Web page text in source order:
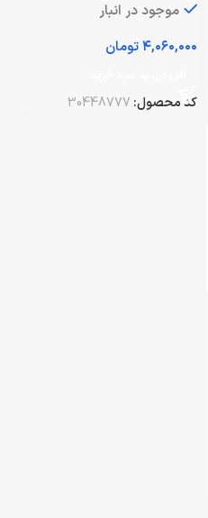
موجود در انبار
تومان
کد محصول: 30448777